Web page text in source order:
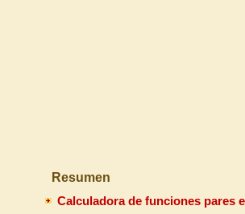
Resumen
Calculadora de funciones pares